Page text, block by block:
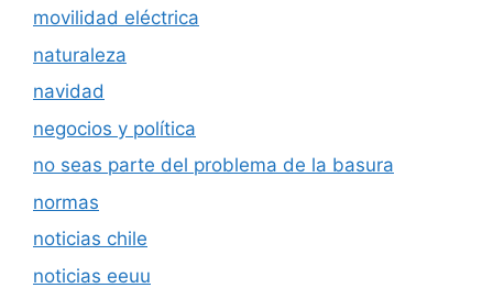
movilidad eléctrica
naturaleza
navidad
negocios y política
no seas parte del problema de la basura
normas
noticias chile
noticias eeuu